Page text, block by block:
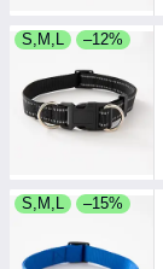
S,M,L –12%
S,M,L –15%